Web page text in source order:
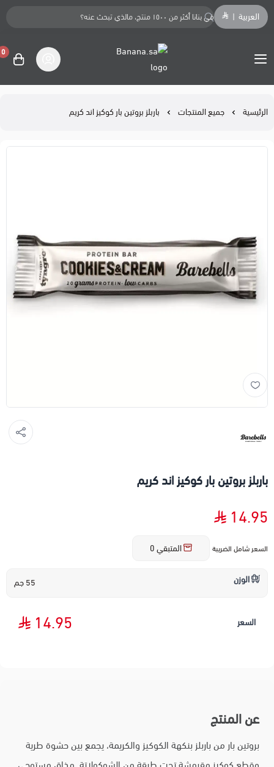
العربية
Banana.sa
0
الرئيسية جميع المنتجات باربلز بروتين بار كوكيز اند كريم
باربلز بروتين بار كوكيز اند كريم
14.95
السعر شامل الضريبة المتبقي0
الوزن 55 جم
السعر 14.95
عن المنتج
بروتين بار من باربلز بنكهة الكوكيز والكريمة، يجمع بين حشوة طرية